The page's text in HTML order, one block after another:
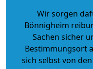
Wir sorgen
Bönnigheim
Sachen sicher
Bestimmungsort
sich selbst von den